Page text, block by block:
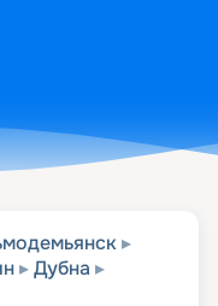
Дубна